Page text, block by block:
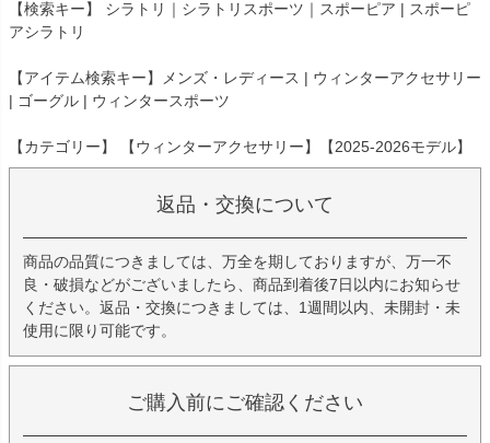
【検索キー】 シラトリ｜シラトリスポーツ｜スポーピア | スポーピ
アシラトリ
【アイテム検索キー】メンズ・レディース | ウィンターアクセサリー
| ゴーグル | ウィンタースポーツ
【カテゴリー】 【ウィンターアクセサリー】【2025-2026モデル】
返品・交換について
商品の品質につきましては、万全を期しておりますが、万一不
良・破損などがございましたら、商品到着後7日以内にお知らせ
ください。返品・交換につきましては、1週間以内、未開封・未
使用に限り可能です。
ご購入前にご確認ください